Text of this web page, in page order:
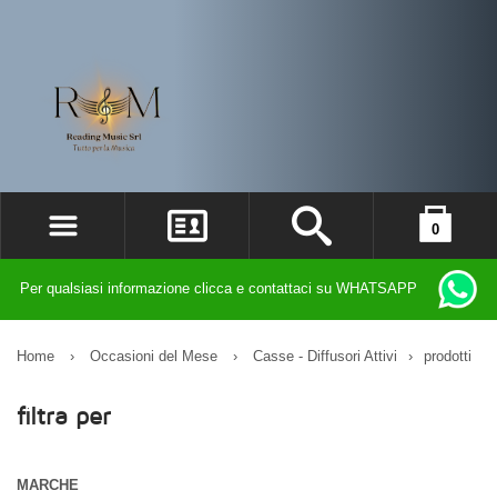
ACCEDI
REGISTRATI
0
Per qualsiasi informazione clicca e contattaci su WHATSAPP
Home › Occasioni del Mese › Casse - Diffusori Attivi › prodotti
filtra per
MARCHE